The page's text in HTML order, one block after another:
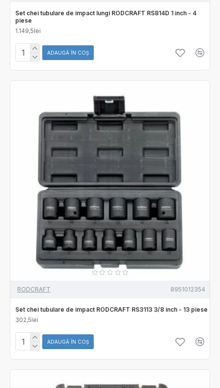
Set chei tubulare de impact lungi RODCRAFT RS814D 1 inch - 4
piese
1.149,5lei
ADAUGĂ ÎN COŞ
RODCRAFT 8951012354
Set chei tubulare de impact RODCRAFT RS3113 3/8 inch - 13 piese
302,5lei
ADAUGĂ ÎN COŞ